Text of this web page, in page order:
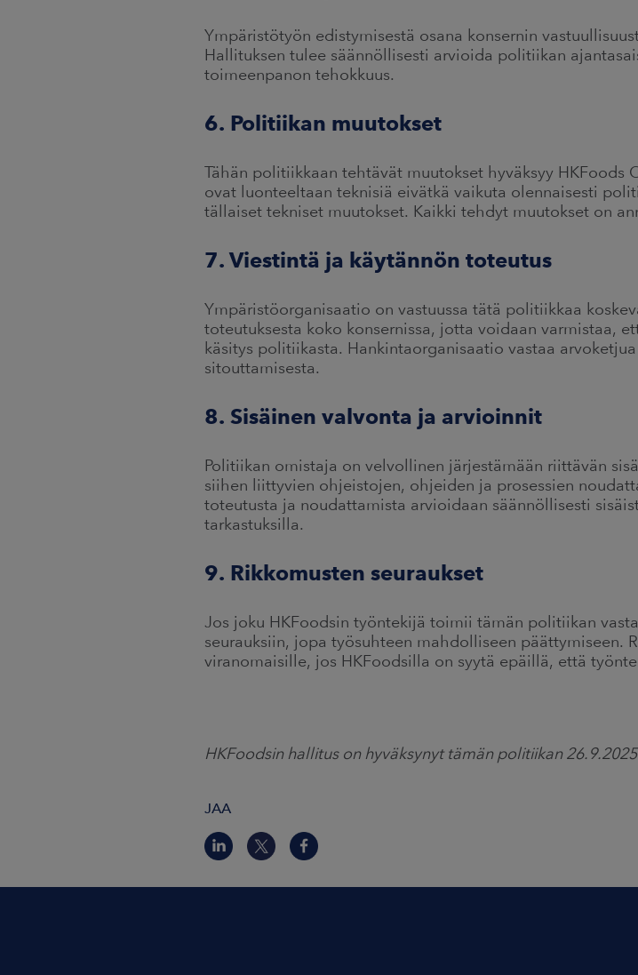
Ympäristötyön edistymisestä osana konsernin
Hallituksen tulee säännöllisesti arvioida politiikan
toimeenpanon tehokkuus.
6. Politiikan muutokset
Tähän politiikkaan tehtävät muutokset hyväksyy
ovat luonteeltaan teknisiä eivätkä vaikuta olennaisesti
tällaiset tekniset muutokset. Kaikki tehdyt muutokset on
7. Viestintä ja käytännön toteutus
Ympäristöorganisaatio on vastuussa tätä politiikkaa
toteutuksesta koko konsernissa, jotta voidaan varmistaa,
käsitys politiikasta. Hankintaorganisaatio vastaa
sitouttamisesta.
8. Sisäinen valvonta ja arvioinnit
Politiikan omistaja on velvollinen järjestämään riittävän
siihen liittyvien ohjeistojen, ohjeiden ja prosessien
toteutusta ja noudattamista arvioidaan säännöllisesti
tarkastuksilla.
9. Rikkomusten seuraukset
Jos joku HKFoodsin työntekijä toimii tämän politiikan
seurauksiin, jopa työsuhteen mahdolliseen päättymiseen.
viranomaisille, jos HKFoodsilla on syytä epäillä, että
HKFoodsin hallitus on hyväksynyt tämän politiikan
JAA